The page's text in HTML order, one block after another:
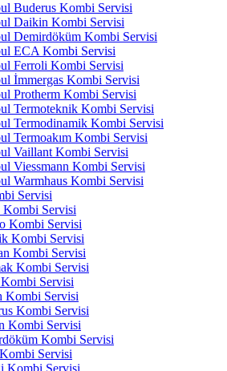
Buderus Kombi Servisi
Daikin Kombi Servisi
Demirdöküm Kombi Servisi
ECA Kombi Servisi
Ferroli Kombi Servisi
İmmergas Kombi Servisi
Protherm Kombi Servisi
Termoteknik Kombi Servisi
Termodinamik Kombi Servisi
Termoakım Kombi Servisi
Vaillant Kombi Servisi
Viessmann Kombi Servisi
Warmhaus Kombi Servisi
Servisi
Servisi
Kombi Servisi
Kombi Servisi
Kombi Servisi
Kombi Servisi
Servisi
Kombi Servisi
Kombi Servisi
Kombi Servisi
Kombi Servisi
Servisi
Kombi Servisi